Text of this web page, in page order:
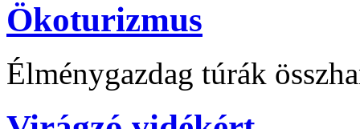
Ökoturizmus
Élménygazdag túrák